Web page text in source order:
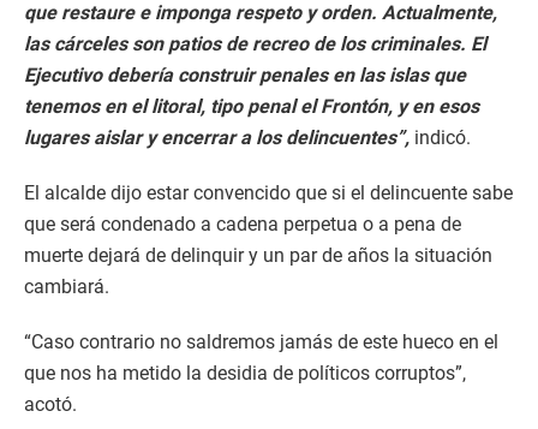
que restaure e imponga respeto y orden. Actualmente,
las cárceles son patios de recreo de los criminales. El
Ejecutivo debería construir penales en las islas que
tenemos en el litoral, tipo penal el Frontón, y en esos
lugares aislar y encerrar a los delincuentes”, indicó.
El alcalde dijo estar convencido que si el delincuente sabe
que será condenado a cadena perpetua o a pena de
muerte dejará de delinquir y un par de años la situación
cambiará.
“Caso contrario no saldremos jamás de este hueco en el
que nos ha metido la desidia de políticos corruptos”,
acotó.